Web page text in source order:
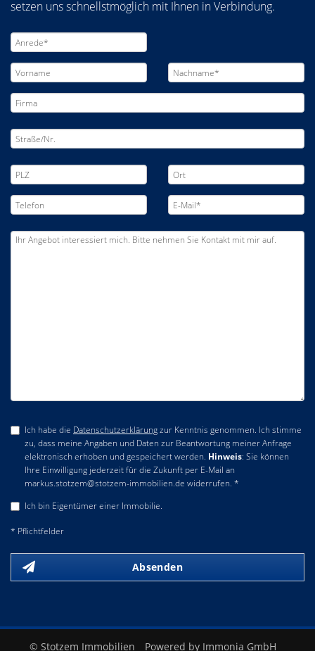
setzen uns schnellstmöglich mit Ihnen in Verbindung.
Ich habe die Datenschutzerklärungzur Kenntnis genommen. Ich stimme
zu, dass meine Angaben und Daten zur Beantwortung meiner Anfrage
elektronisch erhoben und gespeichert werden. Hinweis: Sie können
Ihre Einwilligung jederzeit für die Zukunft per E-Mail an
markus.stotzem@stotzem-immobilien.de widerrufen. *
Ich bin Eigentümer einer Immobilie.
* Pflichtfelder
Absenden
© Stotzem Immobilien Powered by Immonia GmbH